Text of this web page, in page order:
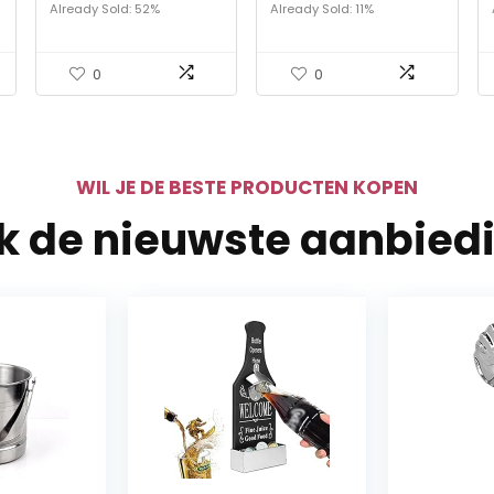
Already Sold: 52%
0
Already Sold: 11%
0
WIL JE DE BESTE PRODUCTEN KOPEN
de nieuwste